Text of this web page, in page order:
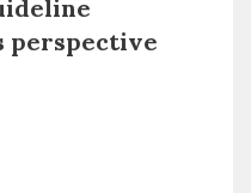
perspective